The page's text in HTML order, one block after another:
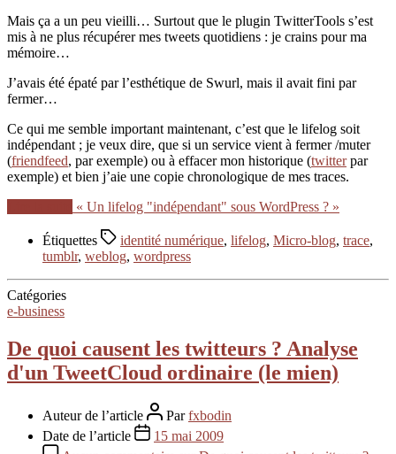
Mais ça a un peu vieilli… Surtout que le plugin TwitterTools s’est
mis à ne plus récupérer mes tweets quotidiens : je crains pour ma
mémoire…
J’avais été épaté par l’esthétique de Swurl, mais il avait fini par
fermer…
Ce qui me semble important maintenant, c’est que le lifelog soit
indépendant ; je veux dire, que si un service vient à fermer /muter
(friendfeed, par exemple) ou à effacer mon historique (twitterpar
exemple) et bien j’aie une copie chronologique de mes traces.
« Un lifelog "indépendant" sous WordPress ? »
Étiquettes identité numérique, lifelog, Micro-blog, trace,
tumblr, weblog, wordpress
Catégories
e-business
De quoi causent les twitteurs ? Analyse
d'un TweetCloud ordinaire (le mien)
Auteur de l’article Parfxbodin
Date de l’article
15 mai 2009